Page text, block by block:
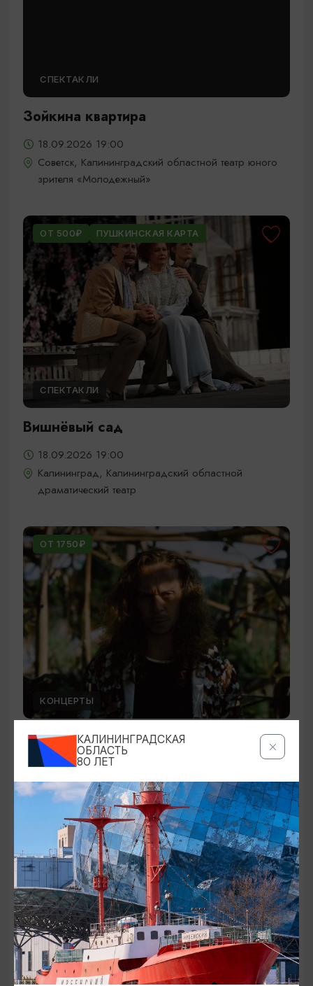
СПЕКТАКЛИ
Зойкина квартира
18.09.2026 19:00
Советск, Калининградский областной театр юного
зрителя «Молодежный»
ОТ 500₽ ПУШКИНСКАЯ КАРТА
СПЕКТАКЛИ
Вишнёвый сад
18.09.2026 19:00
Калининград, Калининградский областной
драматический театр
ОТ 1750₽
КОНЦЕРТЫ
Саша Малой
19.09.2026 20:00
Калининград, Дворец культуры железнодорожников
ОТ 300₽ ПУШКИНСКАЯ КАРТА
КАЛИНИНГРАДСКАЯ
ОБЛАСТЬ
80 ЛЕТ